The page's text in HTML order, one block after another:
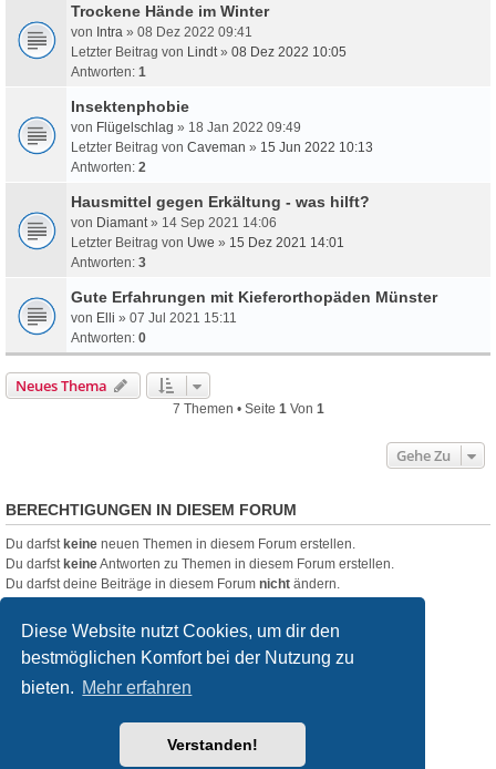
Diese Website nutzt Cookies, um dir den
bestmöglichen Komfort bei der Nutzung zu
bieten. Mehr erfahren
Verstanden!
Trockene Hände im Winter
von Intra » 08 Dez 2022 09:41
Letzter Beitrag von Lindt» 08 Dez 2022 10:05
Antworten: 1
Insektenphobie
von Flügelschlag » 18 Jan 2022 09:49
Letzter Beitrag von Caveman » 15 Jun 2022 10:13
Antworten: 2
Hausmittel gegen Erkältung - was hilft?
von Diamant» 14 Sep 2021 14:06
Letzter Beitrag von Uwe » 15 Dez 2021 14:01
Antworten: 3
Gute Erfahrungen mit Kieferorthopäden Münster
von Elli » 07 Jul 2021 15:11
Antworten: 0
Neues Thema
7 Themen • Seite 1Von 1
Gehe Zu
BERECHTIGUNGEN IN DIESEM FORUM
Du darfstkeine neuen Themen in diesem Forum erstellen.
Du darfstkeineAntworten zu Themen in diesem Forum erstellen.
Du darfst deine Beiträge in diesem Forum nicht ändern.
Du darfstkeine Dateianhänge in diesem Forum erstellen.
Startseite Foren-Übersicht
Deutsche Übersetzung durch
created by INVENTEA & v12mike